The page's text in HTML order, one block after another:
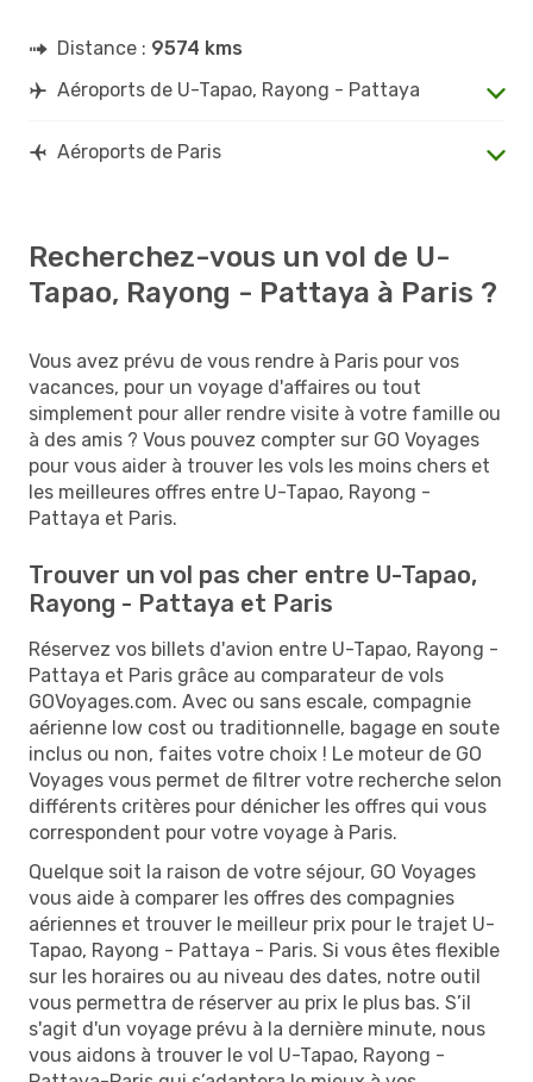
Distance : 9574 kms
Aéroports de U-Tapao, Rayong - Pattaya
Aéroports de Paris
Recherchez-vous un vol de U-
Tapao, Rayong - Pattaya à Paris ?
Vous avez prévu de vous rendre à Paris pour vos
vacances, pour un voyage d'affaires ou tout
simplement pour aller rendre visite à votre famille ou
à des amis ? Vous pouvez compter sur GO Voyages
pour vous aider à trouver les vols les moins chers et
les meilleures offres entre U-Tapao, Rayong -
Pattaya et Paris.
Trouver un vol pas cher entre U-Tapao,
Rayong - Pattaya et Paris
Réservez vos billets d'avion entre U-Tapao, Rayong -
Pattaya et Paris grâce au comparateur de vols
GOVoyages.com. Avec ou sans escale, compagnie
aérienne low cost ou traditionnelle, bagage en soute
inclus ou non, faites votre choix ! Le moteur de GO
Voyages vous permet de filtrer votre recherche selon
différents critères pour dénicher les offres qui vous
correspondent pour votre voyage à Paris.
Quelque soit la raison de votre séjour, GO Voyages
vous aide à comparer les offres des compagnies
aériennes et trouver le meilleur prix pour le trajet U-
Tapao, Rayong - Pattaya - Paris. Si vous êtes flexible
sur les horaires ou au niveau des dates, notre outil
vous permettra de réserver au prix le plus bas. S’il
s'agit d'un voyage prévu à la dernière minute, nous
vous aidons à trouver le vol U-Tapao, Rayong -